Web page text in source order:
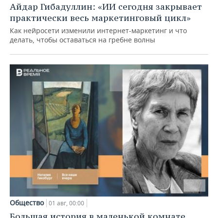
Айдар Гибадуллин: «ИИ сегодня закрывает
практически весь маркетинговый цикл»
Как нейросети изменили интернет-маркетинг и что
делать, чтобы оставаться на гребне волны
Общество 01 авг, 00:00